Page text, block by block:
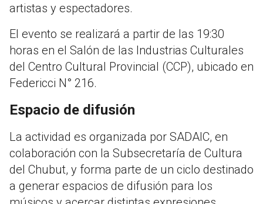
artistas y espectadores.
El evento se realizará a partir de las 19:30
horas en el Salón de las Industrias Culturales
del Centro Cultural Provincial (CCP), ubicado en
Federicci N° 216.
Espacio de difusión
La actividad es organizada por SADAIC, en
colaboración con la Subsecretaría de Cultura
del Chubut, y forma parte de un ciclo destinado
a generar espacios de difusión para los